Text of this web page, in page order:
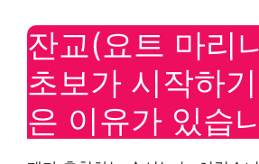
잔교(요트 마리
초보가 시작하
은 이유가 있습